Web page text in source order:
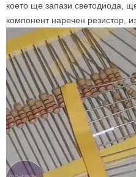
което ще запази светодиода,
компонент наречен резистор,